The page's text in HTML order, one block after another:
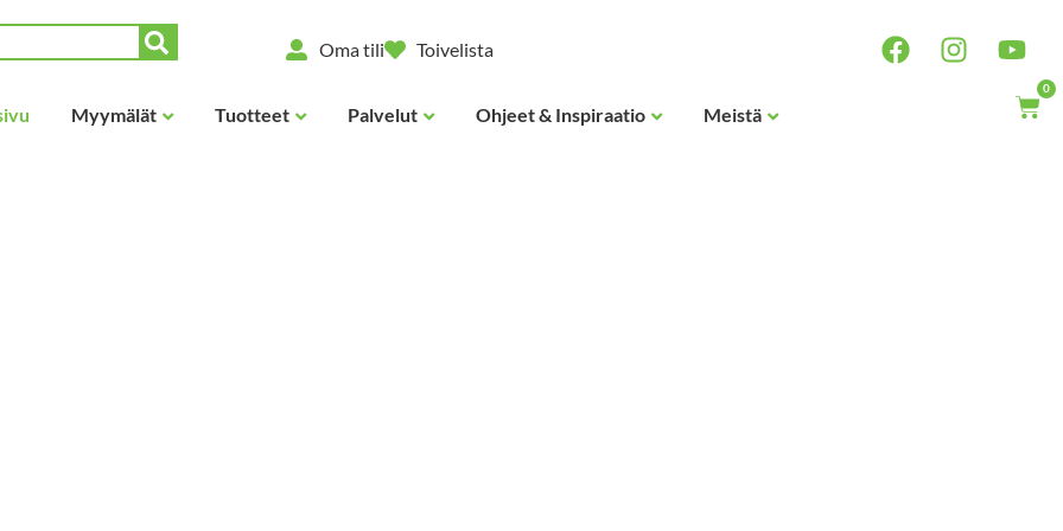
Oma tili Toivelista
Myymälät Tuotteet Palvelut Ohjeet & Inspiraatio Meistä
0